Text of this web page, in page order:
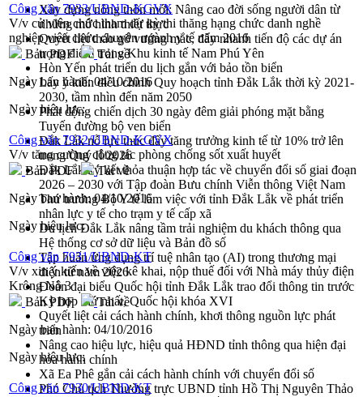
Xây dựng nông thôn mới: Nâng cao đời sống người dân từ
những mô hình thiết thực
Quyết liệt tháo gỡ vướng mắc, đẩy nhanh tiến độ các dự án
trọng điểm trong Khu kinh tế Nam Phú Yên
Hòn Yến phát triển du lịch gắn với bảo tồn biển
Lấy ý kiến điều chỉnh Quy hoạch tỉnh Đắk Lắk thời kỳ 2021-
2030, tầm nhìn đến năm 2050
Phát động chiến dịch 30 ngày đêm giải phóng mặt bằng
Tuyến đường bộ ven biển
Đắk Lắk nỗ lực thúc đẩy tăng trưởng kinh tế từ 10% trở lên
trong Quý II/2026
Đắk Lắk ký kết thỏa thuận hợp tác về chuyển đổi số giai đoạn
2026 – 2030 với Tập đoàn Bưu chính Viễn thông Việt Nam
Thứ trưởng Bộ Y tế làm việc với tỉnh Đắk Lắk về phát triển
nhân lực y tế cho trạm y tế cấp xã
Du lịch Đắk Lắk nâng tầm trải nghiệm du khách thông qua
Hệ thống cơ sở dữ liệu và Bản đồ số
Tập huấn ứng dụng trí tuệ nhân tạo (AI) trong thương mại
điện tử năm 2026
Đoàn đại biểu Quốc hội tỉnh Đắk Lắk trao đổi thông tin trước
Kỳ họp thứ nhất, Quốc hội khóa XVI
Quyết liệt cải cách hành chính, khơi thông nguồn lực phát
triển
Nâng cao hiệu lực, hiệu quả HĐND tỉnh thông qua hiện đại
hóa hành chính
Xã Ea Phê gắn cải cách hành chính với chuyển đổi số
Phó Chủ tịch Thường trực UBND tỉnh Hồ Thị Nguyên Thảo
Công văn 7933/UBND-KGVX
V/v cử viên chức tham dự kỳ thi thăng hạng chức danh nghề
nghiệp viên chức chuyên ngành y tế năm 2016
Bản PDF
Tải về
Ngày ban hành:04/10/2016
Ngày hiệu lực:
Công văn 7932/UBND-KGVX
V/v tăng cường công tác phòng chống sốt xuất huyết
Bản PDF
Tải về
Ngày ban hành:04/10/2016
Ngày hiệu lực:
Công văn 7931/UBND-KT
V/v xin ý kiến về việc kê khai, nộp thuế đối với Nhà máy thủy điện
Krông Nô 3
Bản PDF
Tải về
Ngày ban hành: 04/10/2016
Ngày hiệu lực:
Công văn 7930/UBND-KT